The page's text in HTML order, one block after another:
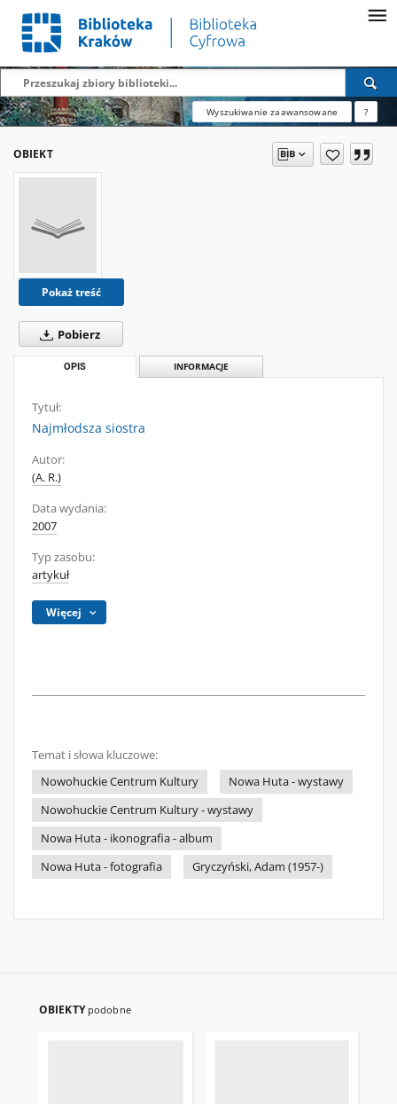
Wyszukiwanie zaawansowane ?
OBIEKT
Pokaż treść
Pobierz
OPIS INFORMACJE
Tytuł:
Najmłodsza siostra
Autor:
(A. R.)
Data wydania:
2007
Typ zasobu:
artykuł
Więcej
Temat i słowa kluczowe:
Nowohuckie Centrum Kultury
Nowa Huta - wystawy
Nowohuckie Centrum Kultury - wystawy
Nowa Huta - ikonografia - album
Nowa Huta - fotografia
Gryczyński, Adam (1957-)
OBIEKTY podobne